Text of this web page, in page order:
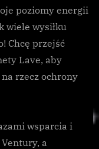
poziomy energii
wiele wysiłku
Chcę przejść
Lave, aby
rzecz ochrony
wsparcia i
a